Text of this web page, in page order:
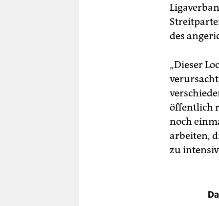
des
„Dieser
öffentlich
noch
arbeiten,
zu